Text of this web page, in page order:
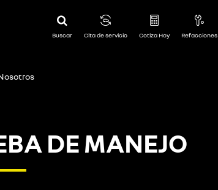
Buscar Cita de servicio Cotiza Hoy Refacciones
DE MANEJO